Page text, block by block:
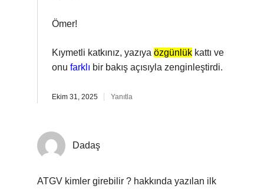
Ömer!
Kıymetli katkınız, yazıya özgünlük kattı ve
onu farklı bir bakış açısıyla zenginleştirdi.
Ekim 31, 2025 Yanıtla
Dadaş
ATGV kimler girebilir ? hakkında yazılan ilk